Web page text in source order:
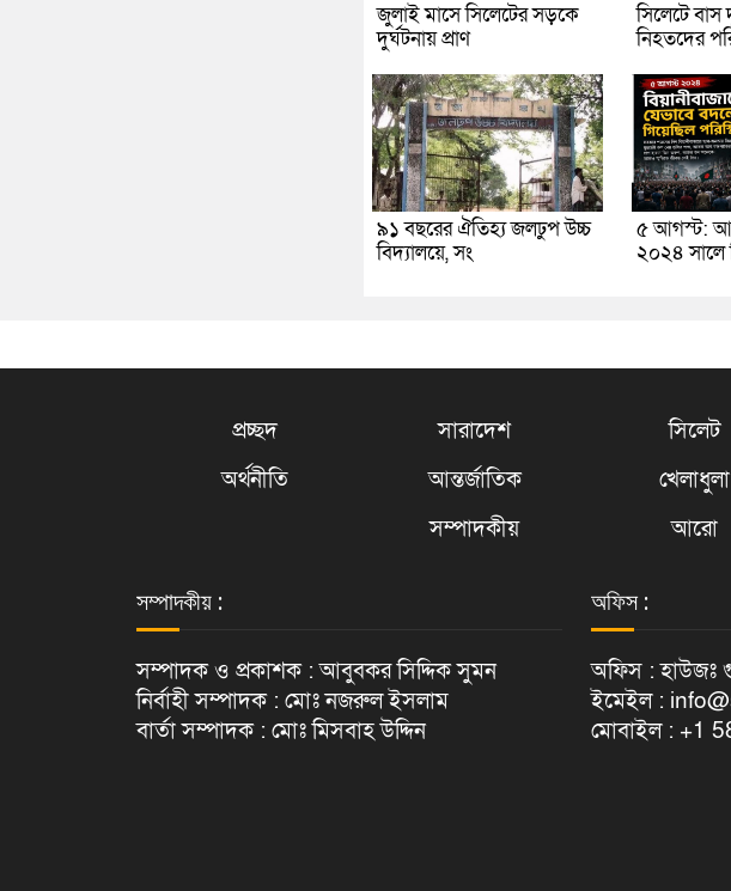
জুলাই মাসে সিলেটের সড়কে
দুর্ঘটনায় প্রাণ
সিলেটে বাস
নিহতদের
৯১ বছরের ঐতিহ্য জলঢুপ উচ্চ
বিদ্যালয়ে, সং
৫ আগস্ট:
২০২৪ সালে
প্রচ্ছদ সারাদেশ সিলেট
অর্থনীতি
আন্তর্জাতিক খেলাধুলা
সম্পাদকীয়
আরো
সম্পাদকীয় :
সম্পাদক ও প্রকাশক : আবুবকর সিদ্দিক সুমন
নির্বাহী সম্পাদক : মোঃ নজরুল ইসলাম
বার্তা সম্পাদক : মোঃ মিসবাহ উদ্দিন
অফিস :
অফিস : হাউজঃ
ইমেইল :
মোবাইল : +1